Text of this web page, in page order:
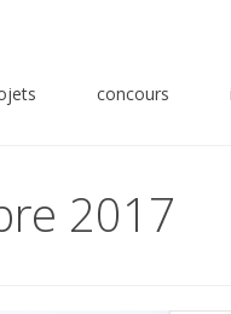
concours
2017